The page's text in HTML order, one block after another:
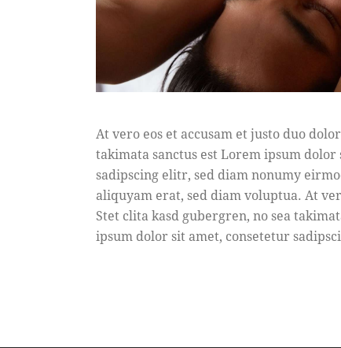
At vero eos et accusam et justo duo
takimata sanctus est Lorem ipsum
sadipscing elitr, sed diam nonumy
aliquyam erat, sed diam voluptua. At
Stet clita kasd gubergren, no sea
ipsum dolor sit amet, consetetur